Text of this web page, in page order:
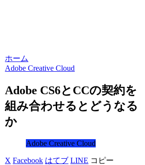
ホーム
Adobe Creative Cloud
Adobe CS6とCCの契約を
組み合わせるとどうなる
か
Adobe Creative Cloud
X Facebook はてブ LINE コピー